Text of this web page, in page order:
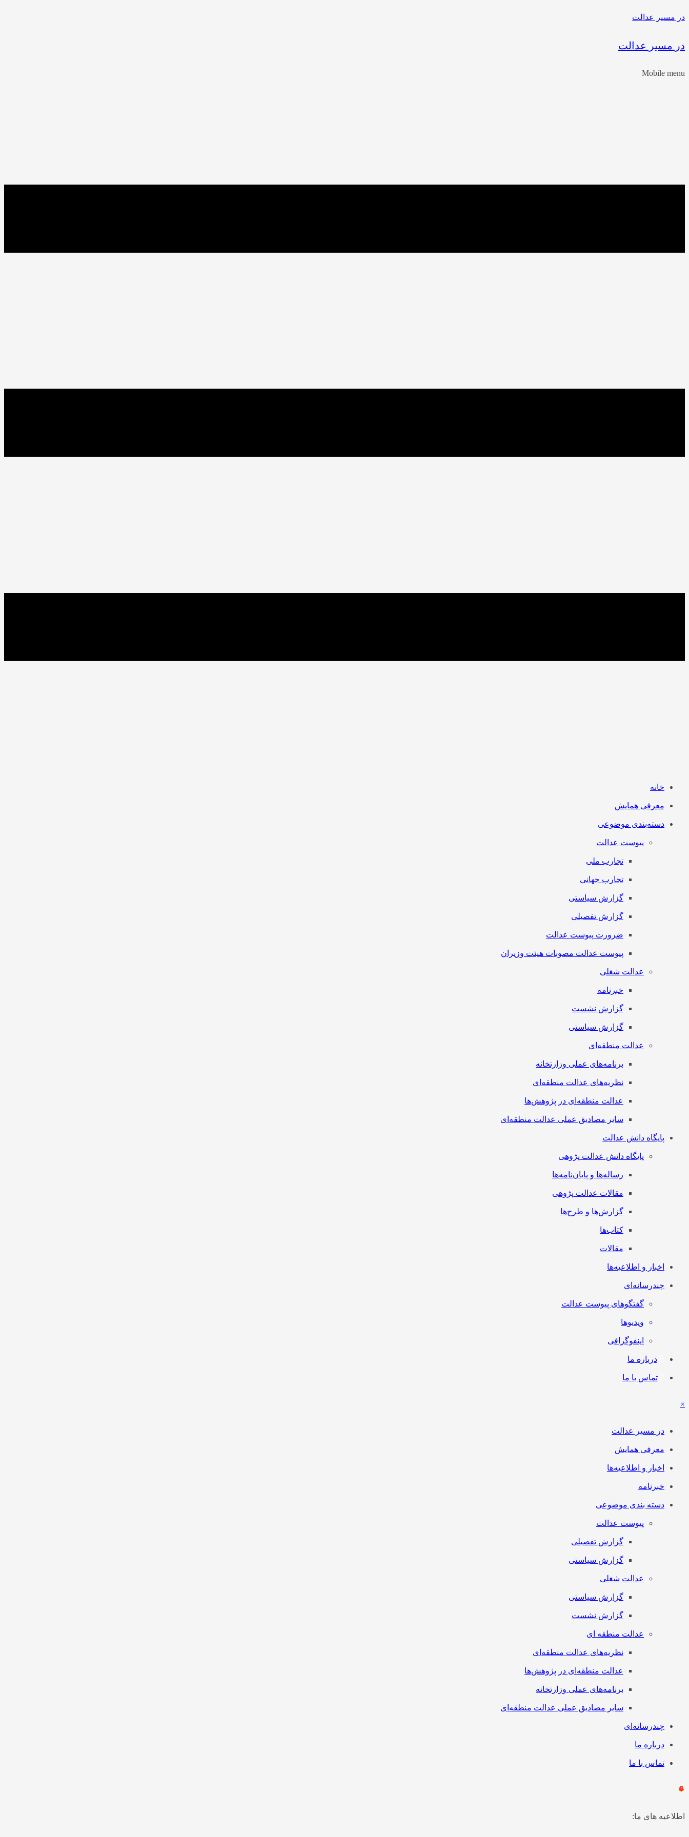
در مسیر عدالت
در مسیر عدالت
Mobile menu
خانه
معرفی همایش
دسته‌بندی موضوعی
پیوست عدالت
تجارب ملی
تجارب جهانی
گزارش سیاستی
گزارش تفصیلی
ضرورت پیوست عدالت
پیوست عدالت مصوبات هیئت وزیران
عدالت شغلی
خبرنامه
گزارش نشست
گزارش سیاستی
عدالت منطقه‌ای
برنامه‌های عملی وزارتخانه
نظریه‌های عدالت منطقه‌ای
عدالت منطقه‌ای در پژوهش‌ها
سایر مصادیق عملی عدالت منطقه‌ای
پایگاه دانش عدالت
پایگاه دانش عدالت پژوهی
رساله‌ها و پایان‌نامه‌ها
مقالات عدالت پژوهی
گزارش‌ها و طرح‌ها
کتاب‌ها
مقالات
اخبار و اطلاعیه‌ها
چندرسانه‌ای
گفتگوهای پیوست عدالت
ویدیوها
اینفوگرافی
درباره ما
تماس با ما
×
در مسیر عدالت
معرفی همایش
اخبار و اطلاعیه‌ها
خبرنامه
دسته بندی موضوعی
پیوست عدالت
گزارش تفصیلی
گزارش سیاستی
عدالت شغلی
گزارش سیاستی
گزارش نشست
عدالت منطقه ای
نظریه‌های عدالت منطقه‌ای
عدالت منطقه‌ای در پژوهش‌ها
برنامه‌های عملی وزارتخانه
سایر مصادیق عملی عدالت منطقه‌ای
چندرسانه‌ای
درباره ما
تماس با ما
اطلاعیه های ما: